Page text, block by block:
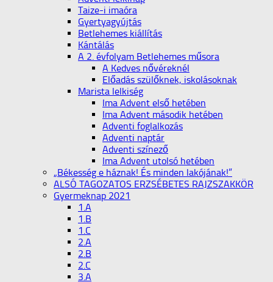
Taize-i imaóra
Gyertyagyújtás
Betlehemes kiállítás
Kántálás
A 2. évfolyam Betlehemes műsora
A Kedves nővéreknél
Előadás szülőknek, iskolásoknak
Marista lelkiség
Ima Advent első hetében
Ima Advent második hetében
Adventi foglalkozás
Adventi naptár
Adventi színező
Ima Advent utolsó hetében
„Békesség e háznak! És minden lakójának!”
ALSÓ TAGOZATOS ERZSÉBETES RAJZSZAKKÖR
Gyermeknap 2021
1.A
1.B
1.C
2.A
2.B
2.C
3.A